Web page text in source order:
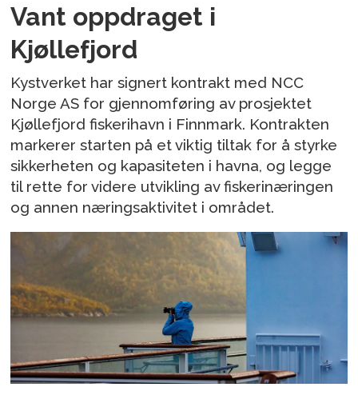
Vant oppdraget i
Kjøllefjord
Kystverket har signert kontrakt med NCC
Norge AS for gjennomføring av prosjektet
Kjøllefjord fiskerihavn i Finnmark. Kontrakten
markerer starten på et viktig tiltak for å styrke
sikkerheten og kapasiteten i havna, og legge
til rette for videre utvikling av fiskerinæringen
og annen næringsaktivitet i området.